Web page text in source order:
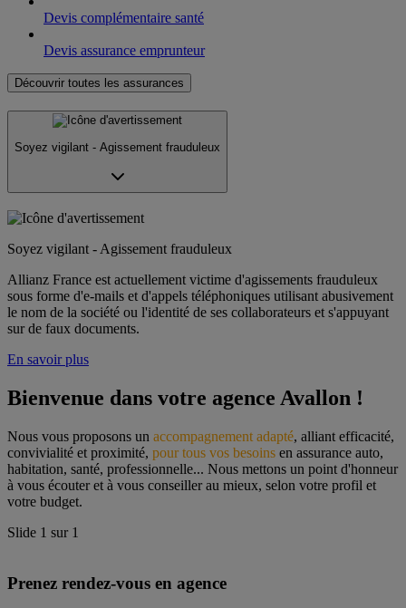
Devis complémentaire santé
Devis assurance emprunteur
Découvrir toutes les assurances
Soyez vigilant - Agissement frauduleux
Soyez vigilant - Agissement frauduleux
Allianz France est actuellement victime d'agissements frauduleux
sous forme d'e-mails et d'appels téléphoniques utilisant abusivement
le nom de la société ou l'identité de ses collaborateurs et s'appuyant
sur de faux documents.
En savoir plus
Bienvenue dans votre agence Avallon !
Nous vous proposons un accompagnement adapté, alliant efficacité,
convivialité et proximité, pour tous vos besoins en assurance auto,
habitation, santé, professionnelle... Nous mettons un point d'honneur
à vous écouter et à vous conseiller au mieux, selon votre profil et
votre budget.
Slide 1 sur 1
Prenez rendez-vous en agence